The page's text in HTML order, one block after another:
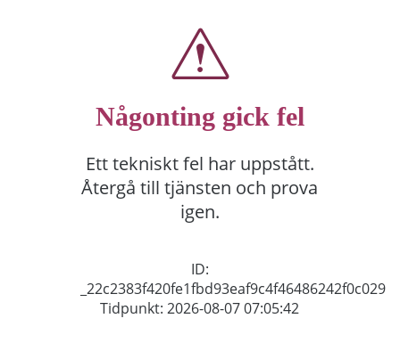
Någonting gick fel
Ett tekniskt fel har uppstått.
Återgå till tjänsten och prova
igen.
ID:
_22c2383f420fe1fbd93eaf9c4f46486242f0c029
Tidpunkt: 2026-08-07 07:05:42